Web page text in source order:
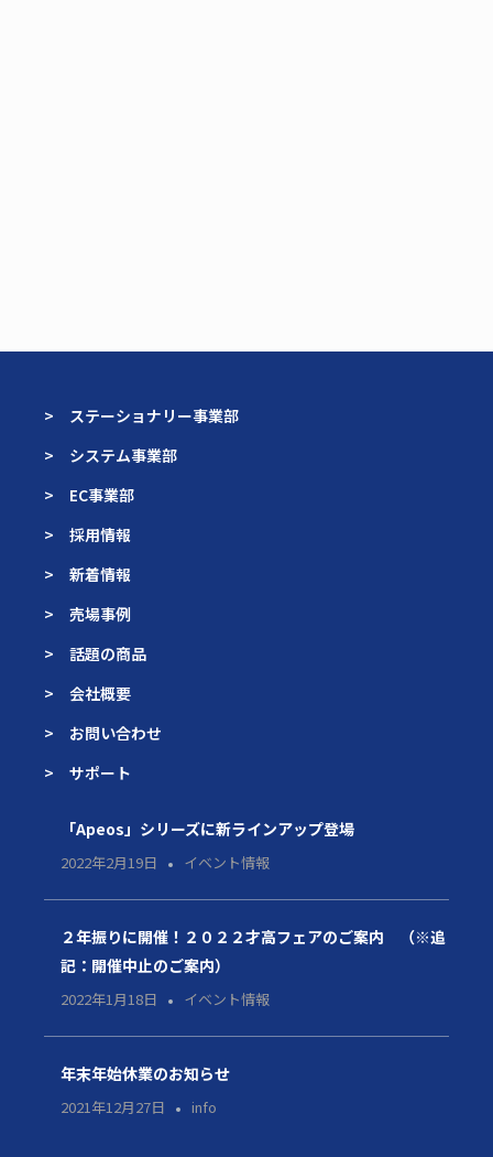
> ステーショナリー事業部
> システム事業部
> EC事業部
> 採用情報
> 新着情報
> 売場事例
> 話題の商品
> 会社概要
> お問い合わせ
> サポート
「Apeos」シリーズに新ラインアップ登場
2022年2月19日 イベント情報
２年振りに開催！２０２２才高フェアのご案内 （※追
記：開催中止のご案内）
2022年1月18日 イベント情報
年末年始休業のお知らせ
2021年12月27日 info